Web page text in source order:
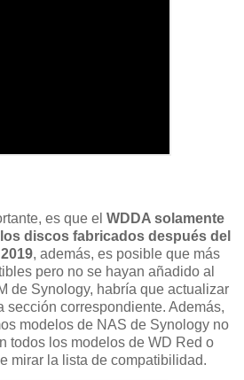
es que el WDDA solamente
discos fabricados después del
, además, es posible que más
pero no se hayan añadido al
de Synology, habría que actualizar
sección correspondiente. Además,
modelos de NAS de Synology no
todos los modelos de WD Red o
mirar la lista de compatibilidad.